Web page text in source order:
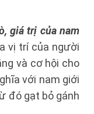
giá trị của nam
vị trí của người
và cơ hội cho
với nam giới
đó gạt bỏ gánh